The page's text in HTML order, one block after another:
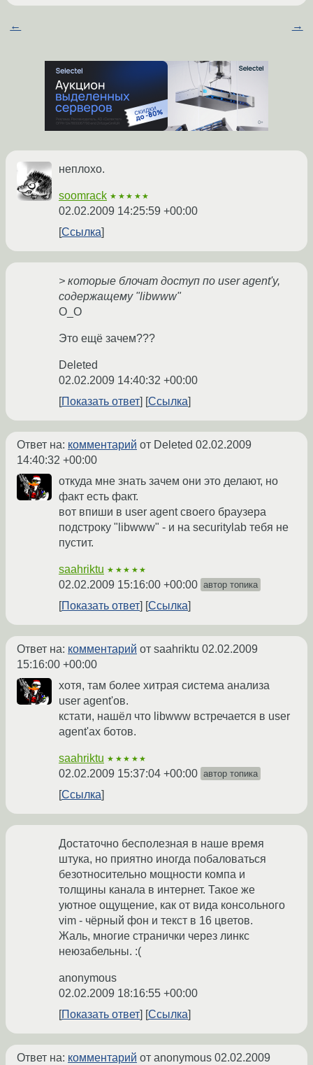
← →
неплохо.
soomrack ★★★★★
02.02.2009 14:25:59 +00:00
Ссылка
> которые блочат доступ по user agent'у,
содержащему "libwww"
О_О
Это ещё зачем???
Deleted
02.02.2009 14:40:32 +00:00
Показать ответ
Ссылка
Ответ на: комментарий от Deleted 02.02.2009
14:40:32 +00:00
откуда мне знать зачем они это делают, но
факт есть факт.
вот впиши в user agent своего браузера
подстроку "libwww" - и на securitylab тебя не
пустит.
saahriktu ★★★★★
02.02.2009 15:16:00 +00:00 автор топика
Показать ответ Ссылка
Ответ на: комментарий от saahriktu 02.02.2009
15:16:00 +00:00
хотя, там более хитрая система анализа
user agent'ов.
кстати, нашёл что libwww встречается в user
agent'ах ботов.
saahriktu ★★★★★
02.02.2009 15:37:04 +00:00 автор топика
Ссылка
Достаточно бесполезная в наше время
штука, но приятно иногда побаловаться
безотносительно мощности компа и
толщины канала в интернет. Такое же
уютное ощущение, как от вида консольного
vim - чёрный фон и текст в 16 цветов.
Жаль, многие странички через линкс
неюзабельны. :(
anonymous
02.02.2009 18:16:55 +00:00
Показать ответ
Ссылка
Ответ на: комментарий от anonymous 02.02.2009